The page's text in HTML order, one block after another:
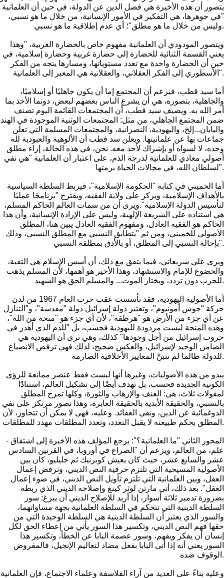
يتصور أن هذه الأخيرة هي فصل الدين عن الدولة، في حين أن العلمانية
"في جوهرها، هي التفكير في الأمور الإنسانية، من خلال ما هو نسبي،
وليس من خلال ما هو مطلق"؛ أي عدم إطلاقية ما هو نسبي.
ويتصور المودودي أن العلمانية مفهوم خاص بالحضارة الغربية، "وهذا
يعني القسمة الثنائية للحضارة إلى حضارة غربية وحضارة إسلامية، في
حين أن الحضارة واحدة مع تعدد مستوياتها، ومسارها يتجه من الفكر
الأسطوري إلى الفكر العقلاني، والعقلانية هي المعبر إلى العلمانية".
أما سيد قطب، فيزعم أن المجتمع إما أن يكون جاهليًا أو إسلاميًا،
والجاهلية، بتصوره، هي أن يشرع الناس بعضهم لبعض، دونما الأخذ بما
أمر الله به. ويضيف سيد قطب، أن المجتمعات القائمة اليوم تصنف
ضمن المجتمع الجاهلي، من مثل: المجتمعات الوثنية الموجودة في الهند
واليابان...إلخ، واليهودية، النصرانية، والمجتمعات المسلمة التي تعلن
جماعات بها عن علمانيتها. ويعلن سد قطب أن الألوهية والعبودية لله
وحده، لا لسواه أو بإشراك لأحد معه. نحن، في هذه الحالة، إزاء مطلق
أصولي معادي للعلمانية لدرجة الذم، على اعتبار أن العلمانية "هي نفي
لسلطان الله، في مجالات الحياة برمتها".
أما الخميني في كتابه "الحكومة الإسلامية"، فيربط السلطة السياسية
بالأهداف الإسلامية، ويركز على ولاية الفقيه، ويقترح "برنامجًا عمليًا
لتأسيس الدولة الإسلامية".ويرى أن من سمات العالم الحاكم المسلم،
هي استناده على الشريعة الإلهية، وليس على الإرادة الإنسانية، وأن هذا
الحاكم هو الفقيه العادل، ومفهوم الفقيه العادل يبين هنا، المطلق
الأصولي للخميني، ومن ثم "يتطابق النسبي مع المطلق النسبي، وذلك
بإحالة النسبي إلى المطلق، أو بالأدق بمطلقه النسبي".
ويرى علي شريعاتي، فيما يتفق مع ذلك، أن أسس الإسلام هي التقية،
والخضوع للإمام والاستشهاد، وهذا الأخير هو أهمها، لأن المسلم يذهب
للحرب دون تردد، ويختار الموت... والمسلم الحق هو الشهيد.
أما الأصولية اليهودية، فقد تأسست عقب حرب العام 1967 من لدن
حركة "جوش أمونيوم"، وتعتبر دولة إسرائيل دولة "مقدسة"، و"التنازل
عن أي جزء من الأرض هو "هرطقة"، لأن أي جزء هو "منحة من الله"،
وهذه المنحة ليست مردودة لليهودية فحسب، بل "للدم الذي أهدر في
حروب إسرائيل من أجل وجودها" كذلك، وهي ترى أن اليهودية هي
الضامن الوحيد لإسرائيل، والعكس صحيح، لذلك فهي ترفض الانصياع
للدولة طالما لم تتبنَّ المعايير الأخلاقية الصارمة.
يبدو من هذه الأصوليات، وغيرها أنها ليست فقط عنصر ممانعة للرؤى
الكونية الجديدة فحسب، بل تهدف أيضًا إلى تشكيل العالم، استنادًا
لمقولات ثلاث، هي: العنف والإرهاب والثورة، وكلها تمزج المطلق
بالنسبي، والحقيقة الأبدية بالحقيقة العابرة، وهذا تصور مرتكز على نفي
الدوغمائية عن الدين، ونفي العقائد. وعليه، فهي لا يمكن أن تتجاوز، لأن
المطلق بحكم طبيعته لا يقبل التعدد، وتعدد المطلقات مهدد للمطلقات.
- المحور الثاني "ما العلمانية؟": يرجع المؤلف هذه الأخيرة إلى اشتقاق
علم، من العالم، ويزعم أن "الصراع في أوروبا، في القرنين السادس
عشر والسابع عشر، حيث كان يعيش كوبرنيك ثم جليليو، كان بين
الأصولية المسيحية التي تلتزم حرفية النص الديني، وترفض إعمال
العقل، وبين العلمانية التي تلتزم تأويل النص الديني، في ضوء إعمال
العقل". بعد ذلك، أتى مارتن لوثر كينغ وإصلاحه الديني الذي ربطه
بضرورة تدمير ثلاثة أسوار، إذا أريد للإصلاح الديني أن يبزغ: سور
السلطة الدينية التي تتحكم في السلطة العلمانية بجهة مساواتهما،
والسور الذي يعتبر أن السلطة الدينية هي السلطة الوحيدة التي من
حقها فهم النص الديني، وتكسير هذا السور يأتي من إعطاء الحق لكل
إنسان أن يفكر ويفهم، وسور عصمة البابا عن الخطأ، وتكسير هذا
السور يعني أنه إذا أتى البابا بفعل مضاد لتعاليم الإنجيل، فالمفروض
الوقوف ضده.
وعليه بناءً على العديد من آراء الفلاسفة وعلماء الاجتماع، فإن العلمانية